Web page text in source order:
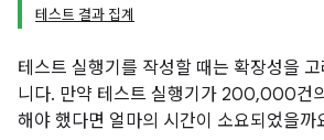
테스트 결과 집계
테스트 실행기를 작성할 때는 확장성을
니다. 만약 테스트 실행기가 200,000건
해야 했다면 얼마의 시간이 소요되었을까